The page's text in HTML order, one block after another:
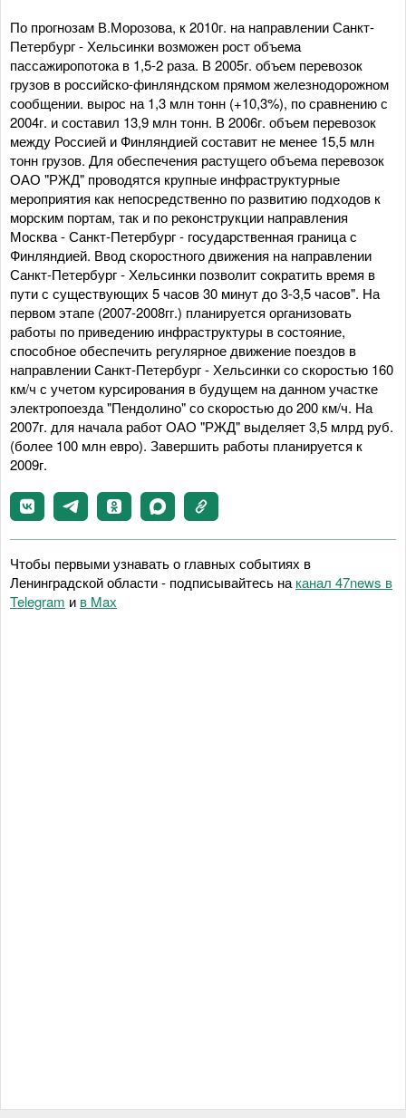
По прогнозам В.Морозова, к 2010г. на направлении Санкт-
Петербург - Хельсинки возможен рост объема
пассажиропотока в 1,5-2 раза. В 2005г. объем перевозок
грузов в российско-финляндском прямом железнодорожном
сообщении. вырос на 1,3 млн тонн (+10,3%), по сравнению с
2004г. и составил 13,9 млн тонн. В 2006г. объем перевозок
между Россией и Финляндией составит не менее 15,5 млн
тонн грузов. Для обеспечения растущего объема перевозок
ОАО "РЖД" проводятся крупные инфраструктурные
мероприятия как непосредственно по развитию подходов к
морским портам, так и по реконструкции направления
Москва - Санкт-Петербург - государственная граница с
Финляндией. Ввод скоростного движения на направлении
Санкт-Петербург - Хельсинки позволит сократить время в
пути с существующих 5 часов 30 минут до 3-3,5 часов". На
первом этапе (2007-2008гг.) планируется организовать
работы по приведению инфраструктуры в состояние,
способное обеспечить регулярное движение поездов в
направлении Санкт-Петербург - Хельсинки со скоростью 160
км/ч с учетом курсирования в будущем на данном участке
электропоезда "Пендолино" со скоростью до 200 км/ч. На
2007г. для начала работ ОАО "РЖД" выделяет 3,5 млрд руб.
(более 100 млн евро). Завершить работы планируется к
2009г.
Чтобы первыми узнавать о главных событиях в
Ленинградской области - подписывайтесь на канал 47news в
Telegram и в Maх